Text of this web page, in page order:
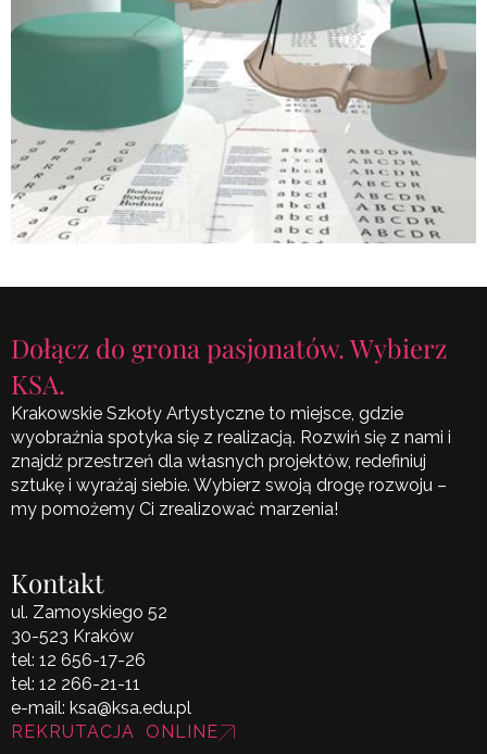
Dołącz do grona pasjonatów. Wybierz
KSA.
Krakowskie Szkoły Artystyczne to miejsce, gdzie
wyobraźnia spotyka się z realizacją. Rozwiń się z nami i
znajdź przestrzeń dla własnych projektów, redefiniuj
sztukę i wyrażaj siebie. Wybierz swoją drogę rozwoju –
my pomożemy Ci zrealizować marzenia!
Kontakt
ul. Zamoyskiego 52
30-523 Kraków
tel: 12 656-17-26
tel: 12 266-21-11
e-mail: ksa@ksa.edu.pl
REKRUTACJA ONLINE